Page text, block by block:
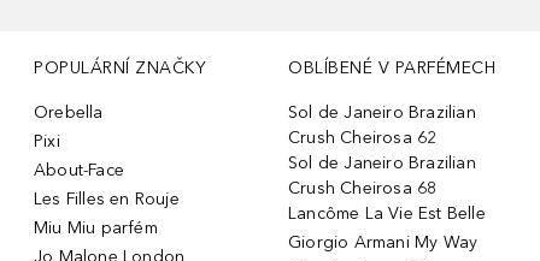
POPULÁRNÍ ZNAČKY
Orebella
Pixi
About-Face
Les Filles en Rouje
Miu Miu parfém
Jo Malone London
OBLÍBENÉ V PARFÉMECH
Sol de Janeiro Brazilian
Crush Cheirosa 62
Sol de Janeiro Brazilian
Crush Cheirosa 68
Lancôme La Vie Est Belle
Giorgio Armani My Way